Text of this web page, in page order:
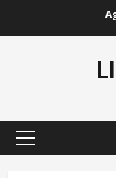
to
Primary